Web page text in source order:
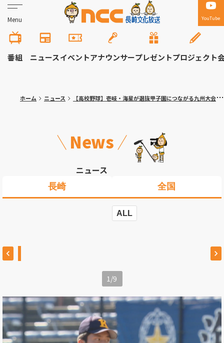
Menu YouTube
番組 ニュースイベントアナウンサープレゼントプロジェクト
ホーム ニュース 【高校野球】壱岐・海星が選抜甲子園につながる九州大会へ 秋の県大会準決勝2試合 壱岐は学校史上初の快挙
News
ニュース
長崎 全国
ALL
1/9